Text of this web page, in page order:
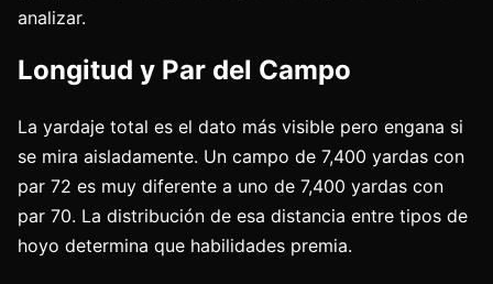
analizar.
Longitud y Par del Campo
La yardaje total es el dato más visible pero engana si
se mira aisladamente. Un campo de 7,400 yardas con
par 72 es muy diferente a uno de 7,400 yardas con
par 70. La distribución de esa distancia entre tipos de
hoyo determina que habilidades premia.